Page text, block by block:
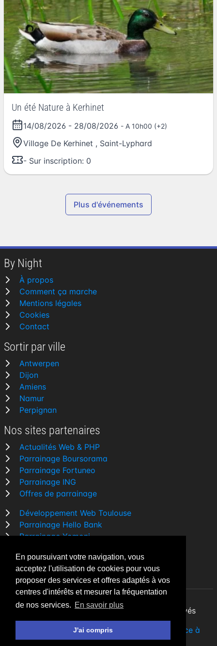
En poursuivant votre navigation, vous
acceptez l'utilisation de cookies pour vous
proposer des services et offres adaptés à vos
centres d'intérêts et mesurer la fréquentation
de nos services. En savoir plus
J'ai compris
Un été Nature à Kerhinet
14/08/2026 - 28/08/2026 - A 10h00 (+2)
Village De Kerhinet , Saint-Lyphard
- Sur inscription: 0
Plus d'événements
By Night
À propos
Comment ça marche
Mentions légales
Cookies
Contact
Sortir par ville
Antwerpen
Dijon
Amiens
Namur
Perpignan
Nos sites partenaires
Actualités Web & PHP
Parrainage Boursorama
Parrainage Fortuneo
Parrainage ING
Offres de parrainage
Développement Web Toulouse
Parrainage Hello Bank
Parrainage Yomoni
Comparatif banque
By Night v5.7.3| © 2026 - Tous droits réservés
par undéveloppeur Web Freelance à
Toulouse